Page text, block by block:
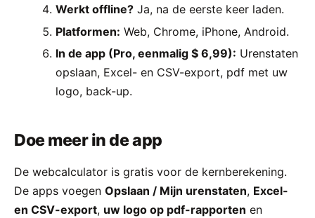
Werkt offline? Ja, na de eerste keer laden.
Platformen: Web, Chrome, iPhone, Android.
In de app (Pro, eenmalig $ 6,99): Urenstaten
opslaan, Excel- en CSV-export, pdf met uw
logo, back-up.
Doe meer in de app
De webcalculator is gratis voor de kernberekening.
De apps voegen Opslaan / Mijn urenstaten, Excel-
en CSV-export, uw logo op pdf-rapporten en